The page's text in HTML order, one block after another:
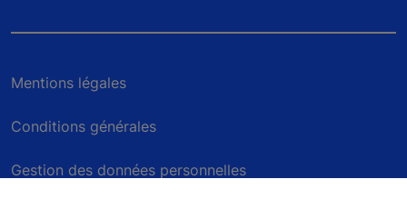
Mentions légales
Conditions générales
Gestion des données personnelles